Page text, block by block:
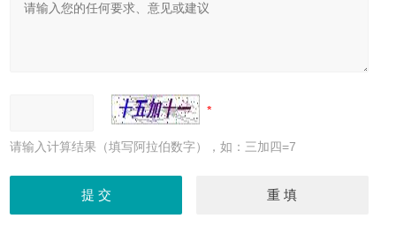
请输入计算结果（填写阿拉伯数字），如：三加四=7